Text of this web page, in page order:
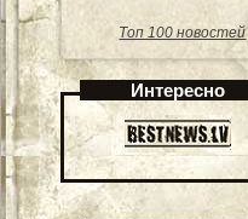
Топ 100 новостей
Интересно